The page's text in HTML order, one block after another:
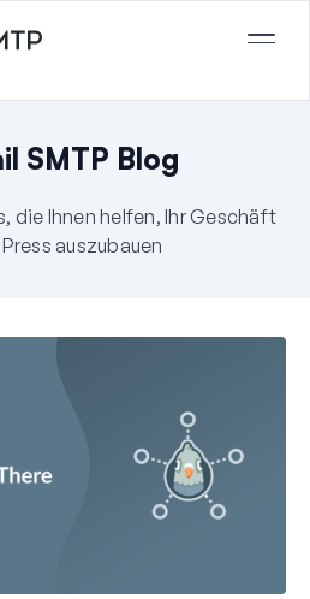
SMTP Blog
die Ihnen helfen, Ihr Geschäft
auszubauen